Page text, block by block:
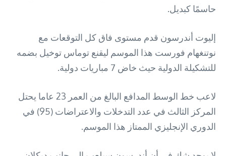
حاسمًا كبديل.
إليوت أندرسون قدم مستوى فاق كل التوقعات مع
نوتنغهام فورست هذا الموسم ليقنع توماس توخيل بضمه
للتشكيلة الدولية حيث خاض 7 مباريات دولية.
لاعب خط الوسط المدافع البالغ من العمر 23 عاما يحتل
المركز الثالث في عدد التدخلات والاعتراضات (95) في
الدوري الإنجليزي الممتاز هذا الموسم.